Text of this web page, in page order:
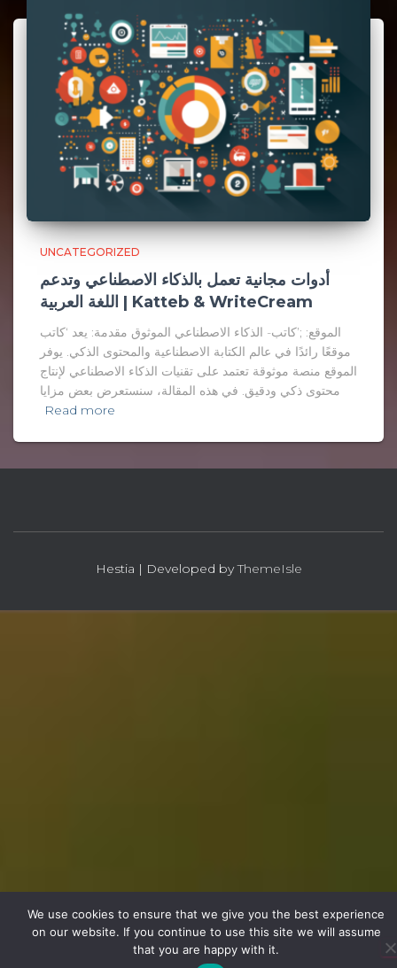
UNCATEGORIZED
أدوات مجانية تعمل بالذكاء الاصطناعي وتدعم
اللغة العربية | Katteb & WriteCream
الموقع: ;’كاتب- الذكاء الاصطناعي الموثوق مقدمة: يعد ‘كاتب
موقعًا رائدًا في عالم الكتابة الاصطناعية والمحتوى الذكي. يوفر
الموقع منصة موثوقة تعتمد على تقنيات الذكاء الاصطناعي لإنتاج
محتوى ذكي ودقيق. في هذه المقالة، سنستعرض بعض مزايا
Read more
Hestia | Developed byThemeIsle
We use cookies to ensure that we give you the best experience
on our website. If you continue to use this site we will assume
that you are happy with it.